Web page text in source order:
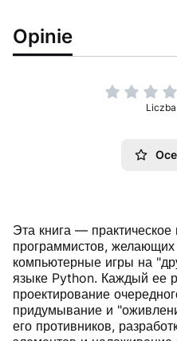
Opinie
Эта книга —
программистов, желающих
компьютерные игры на
языке Python. Каждый ее
проектирование
придумывание и
его противников,